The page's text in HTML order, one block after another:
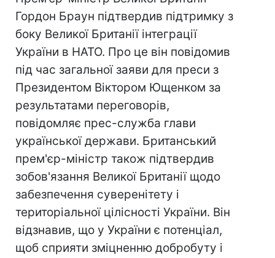
Гордон Браун підтвердив підтримку з
боку Великої Британії інтеграції
України в НАТО. Про це він повідомив
під час загальної заяви для преси з
Президентом Віктором Ющенком за
результатами переговорів,
повідомляє прес-служба глави
української держави. Британський
прем'єр-міністр також підтвердив
зобов'язання Великої Британії щодо
забезпечення суверенітету і
територіальної цілісності України. Він
відзнавив, що у України є потенціал,
щоб сприяти зміцненню добробуту і